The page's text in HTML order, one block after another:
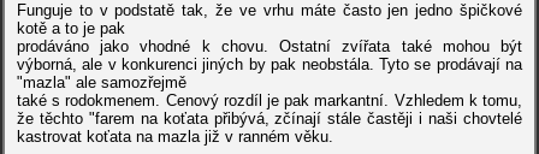
Funguje to v podstatě tak, že ve vrhu máte často jen jedno špičkové
kotě a to je pak
prodáváno jako vhodné k chovu. Ostatní zvířata také mohou být
výborná, ale v konkurenci jiných by pak neobstála. Tyto se prodávají na
"mazla" ale samozřejmě
také s rodokmenem. Cenový rozdíl je pak markantní. Vzhledem k tomu,
že těchto "farem na koťata přibývá, zčínají stále častěji i naši chovtelé
kastrovat koťata na mazla již v ranném věku.